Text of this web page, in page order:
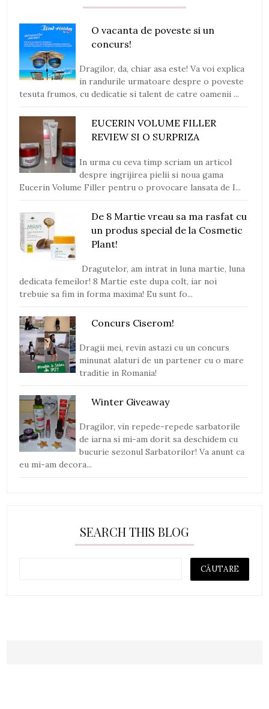
O vacanta de poveste si un
concurs!
Dragilor, da, chiar asa este! Va voi explica
in randurile urmatoare despre o poveste
tesuta frumos, cu dedicatie si talent de catre oamenii ...
EUCERIN VOLUME FILLER
REVIEW SI O SURPRIZA
In urma cu ceva timp scriam un articol
despre ingrijirea pielii si noua gama
Eucerin Volume Filler pentru o provocare lansata de I...
De 8 Martie vreau sa ma rasfat cu
un produs special de la Cosmetic
Plant!
Dragutelor, am intrat in luna martie, luna
dedicata femeilor! 8 Martie este dupa colt, iar noi
trebuie sa fim in forma maxima! Eu sunt fo...
Concurs Ciserom!
Dragii mei, revin astazi cu un concurs
minunat alaturi de un partener cu o mare
traditie in Romania!
Winter Giveaway
Dragilor, vin repede-repede sarbatorile
de iarna si mi-am dorit sa deschidem cu
bucurie sezonul Sarbatorilor! Va anunt ca
eu mi-am decora...
SEARCH THIS BLOG